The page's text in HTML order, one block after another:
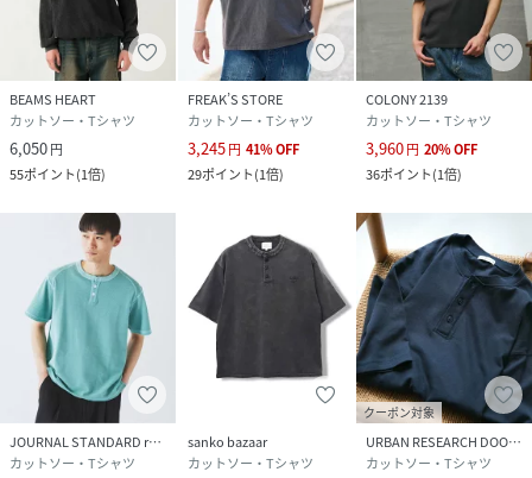
BEAMS HEART
カットソー・Tシャツ
6,050円
55ポイント(1倍)
FREAK’S STORE
カットソー・Tシャツ
3,245円 41%OFF
29ポイント(1倍)
COLONY 2139
カットソー・Tシャツ
3,960円 20%OFF
36ポイント(1倍)
JOURNAL STANDARD relume
カットソー・Tシャツ
sanko bazaar
カットソー・Tシャツ
クーポン対象
URBAN RESEARCH DOORS
カットソー・Tシャツ